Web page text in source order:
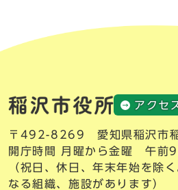
アクセ
〒492-8269 愛知県稲沢市稲
開庁時間 月曜から金曜 午前
（祝日、休日、年末年始を除
なる組織、施設があります）